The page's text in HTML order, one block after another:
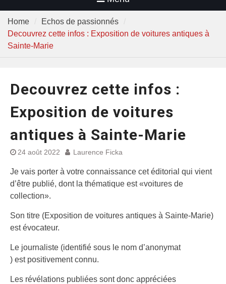
Home
Echos de passionnés
Decouvrez cette infos : Exposition de voitures antiques à
Sainte-Marie
Decouvrez cette infos :
Exposition de voitures
antiques à Sainte-Marie
24 août 2022 Laurence Ficka
Je vais porter à votre connaissance cet éditorial qui vient
d’être publié, dont la thématique est «voitures de
collection».
Son titre (Exposition de voitures antiques à Sainte-Marie)
est évocateur.
Le journaliste (identifié sous le nom d’anonymat
) est positivement connu.
Les révélations publiées sont donc appréciées